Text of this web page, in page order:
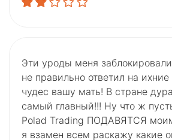
Эти уроды меня
не правильно ответил на
чудес вашу мать! В стране
самый главный!!! Ну что ж
Polad Trading ПОДАВЯТСЯ
я взамен всем раскажу какие